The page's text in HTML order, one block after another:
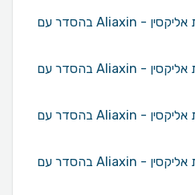
רופאים בתחום הזרקת אליקסין - Aliaxin בהסדר עם
רופאים בתחום הזרקת אליקסין - Aliaxin בהסדר עם
רופאים בתחום הזרקת אליקסין - Aliaxin בהסדר עם
רופאים בתחום הזרקת אליקסין - Aliaxin בהסדר עם